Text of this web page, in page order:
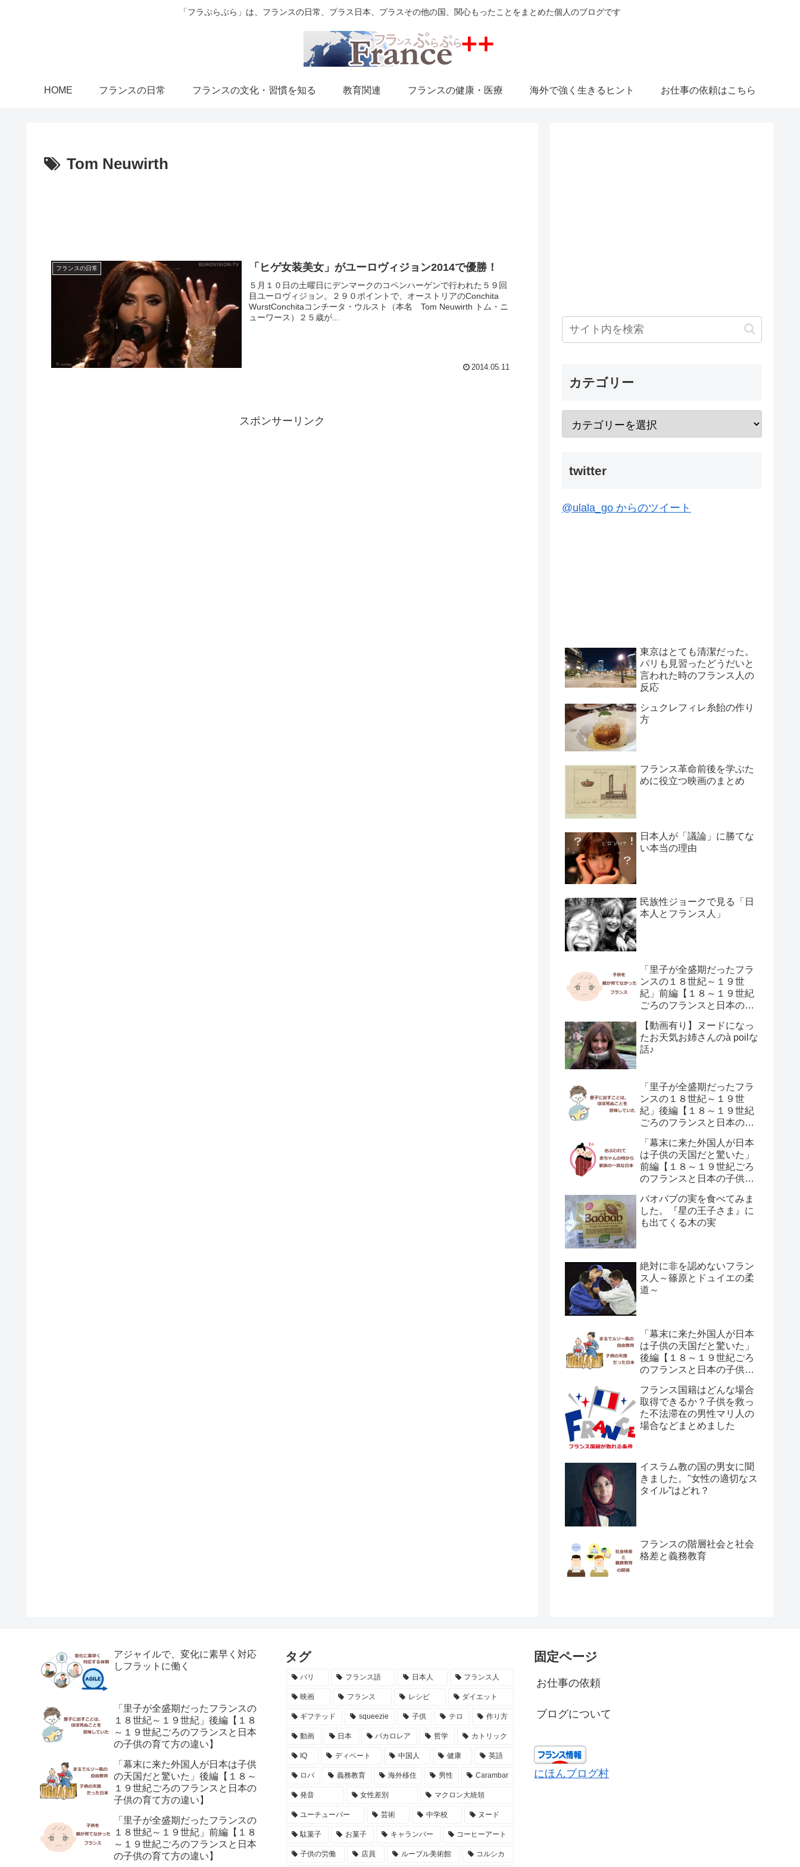
「フラぷらぷら」は、フランスの日常、プラス日本、プラスその他の国、関心もったことをまとめた個人のブログです
HOME フランスの日常 フランスの文化・習慣を知る 教育関連 フランスの健康・医療 海外で強く生きるヒント お仕事の依頼はこちら
Tom Neuwirth
フランスの日常 「ヒゲ女装美女」がユーロヴィジョン2014で優勝！
５月１０日の土曜日にデンマークのコペンハーゲンで行われた５９回
目ユーロヴィジョン。２９０ポイントで、オーストリアのConchita
WurstConchitaコンチータ・ウルスト（本名 Tom Neuwirth トム・ニ
ューワース）２５歳が...
2014.05.11
スポンサーリンク
カテゴリー
twitter
@ulala_go からのツイート
東京はとても清潔だった。
パリも見習ったどうだいと
言われた時のフランス人の
反応
シュクレフィレ糸飴の作り
方
フランス革命前後を学ぶた
めに役立つ映画のまとめ
日本人が「議論」に勝てな
い本当の理由
民族性ジョークで見る「日
本人とフランス人」
「里子が全盛期だったフラ
ンスの１８世紀～１９世
紀」前編【１８～１９世紀
ごろのフランスと日本の子
【動画有り】ヌードになっ
たお天気お姉さんのà poilな
話♪
「里子が全盛期だったフラ
ンスの１８世紀～１９世
紀」後編【１８～１９世紀
ごろのフランスと日本の子
「幕末に来た外国人が日本
は子供の天国だと驚いた」
前編【１８～１９世紀ごろ
のフランスと日本の子供の
バオバブの実を食べてみま
した。『星の王子さま』に
も出てくる木の実
絶対に非を認めないフラン
ス人～篠原とドュイエの柔
道～
「幕末に来た外国人が日本
は子供の天国だと驚いた」
後編【１８～１９世紀ごろ
のフランスと日本の子供の
フランス国籍はどんな場合
取得できるか？子供を救っ
た不法滞在の男性マリ人の
場合などまとめました
イスラム教の国の男女に聞
きました。"女性の適切なス
タイル”はどれ？
フランスの階層社会と社会
格差と義務教育
アジャイルで、変化に素早く対応
しフラットに働く
「里子が全盛期だったフランスの
１８世紀～１９世紀」後編【１８
～１９世紀ごろのフランスと日本
の子供の育て方の違い】
「幕末に来た外国人が日本は子供
の天国だと驚いた」後編【１８～
１９世紀ごろのフランスと日本の
子供の育て方の違い】
「里子が全盛期だったフランスの
１８世紀～１９世紀」前編【１８
～１９世紀ごろのフランスと日本
の子供の育て方の違い】
タグ
パリ フランス語 日本人 フランス人
映画 フランス レシピ ダイエット
ギフテッド squeezie 子供 テロ 作り方
動画 日本 バカロレア 哲学 カトリック
IQ ディベート 中国人 健康 英語
ロバ 義務教育 海外移住 男性 Carambar
発音 女性差別 マクロン大統領
ユーチューバー 芸術 中学校 ヌード
駄菓子 お菓子 キャランバー コーヒーアート
子供の労働 店員 ルーブル美術館 コルシカ
固定ページ
お仕事の依頼
ブログについて
にほんブログ村